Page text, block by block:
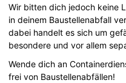
Wir bitten dich jedoch keine
in deinem Baustellenabfall
dabei handelt es sich um
besondere und vor allem
Wende dich an
frei von Baustellenabfällen!